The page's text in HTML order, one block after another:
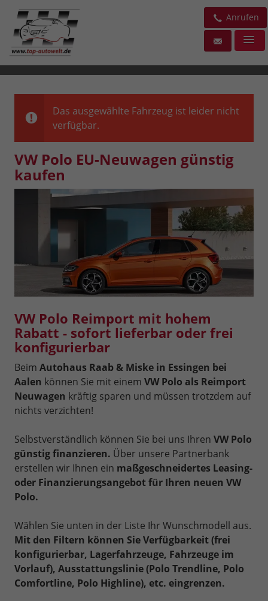
Anrufen
Das ausgewählte Fahrzeug ist leider nicht
verfügbar.
VW Polo EU-Neuwagen günstig
kaufen
VW Polo Reimport mit hohem
Rabatt - sofort lieferbar oder frei
konfigurierbar
Beim Autohaus Raab & Miske in Essingen bei
Aalen können Sie mit einem VW Polo als Reimport
Neuwagen kräftig sparen und müssen trotzdem auf
nichts verzichten!
Selbstverständlich können Sie bei uns Ihren VW Polo
günstig finanzieren. Über unsere Partnerbank
erstellen wir Ihnen ein maßgeschneidertes Leasing-
oder Finanzierungsangebot für Ihren neuen VW
Polo.
Wählen Sie unten in der Liste Ihr Wunschmodell aus.
Mit den Filtern können Sie Verfügbarkeit (frei
konfigurierbar, Lagerfahrzeuge, Fahrzeuge im
Vorlauf), Ausstattungslinie (Polo Trendline, Polo
Comfortline, Polo Highline), etc. eingrenzen.